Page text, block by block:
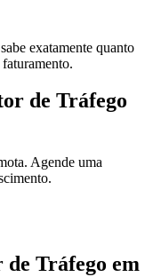
exatamente quanto
de Tráfego
Agende uma
de Tráfego em